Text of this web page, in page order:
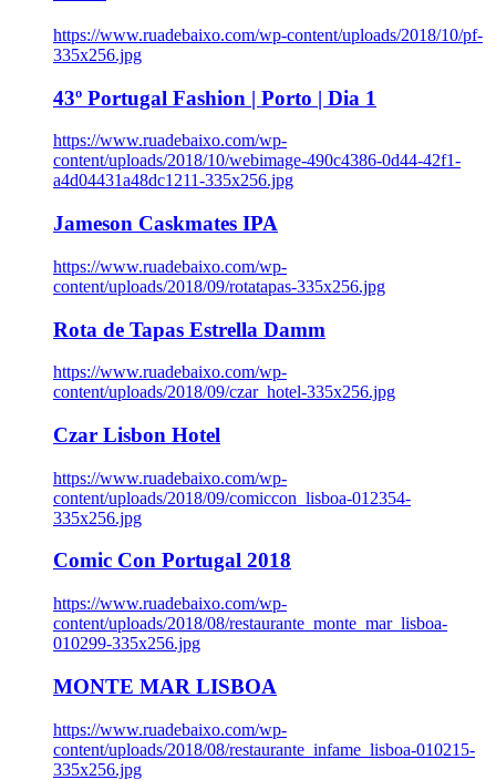
https://www.ruadebaixo.com/wp-content/uploads/2018/10/pf-
335x256.jpg
43º Portugal Fashion | Porto | Dia 1
https://www.ruadebaixo.com/wp-
content/uploads/2018/10/webimage-490c4386-0d44-42f1-
a4d04431a48dc1211-335x256.jpg
Jameson Caskmates IPA
https://www.ruadebaixo.com/wp-
content/uploads/2018/09/rotatapas-335x256.jpg
Rota de Tapas Estrella Damm
https://www.ruadebaixo.com/wp-
content/uploads/2018/09/czar_hotel-335x256.jpg
Czar Lisbon Hotel
https://www.ruadebaixo.com/wp-
content/uploads/2018/09/comiccon_lisboa-012354-
335x256.jpg
Comic Con Portugal 2018
https://www.ruadebaixo.com/wp-
content/uploads/2018/08/restaurante_monte_mar_lisboa-
010299-335x256.jpg
MONTE MAR LISBOA
https://www.ruadebaixo.com/wp-
content/uploads/2018/08/restaurante_infame_lisboa-010215-
335x256.jpg